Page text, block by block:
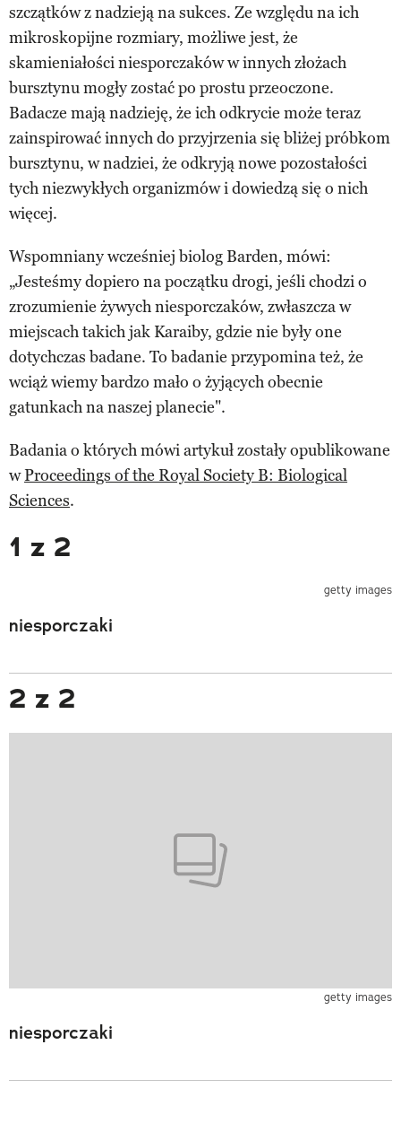
szczątków z nadzieją na sukces. Ze względu na ich
mikroskopijne rozmiary, możliwe jest, że
skamieniałości niesporczaków w innych złożach
bursztynu mogły zostać po prostu przeoczone.
Badacze mają nadzieję, że ich odkrycie może teraz
zainspirować innych do przyjrzenia się bliżej próbkom
bursztynu, w nadziei, że odkryją nowe pozostałości
tych niezwykłych organizmów i dowiedzą się o nich
więcej.
Wspomniany wcześniej biolog Barden, mówi:
„Jesteśmy dopiero na początku drogi, jeśli chodzi o
zrozumienie żywych niesporczaków, zwłaszcza w
miejscach takich jak Karaiby, gdzie nie były one
dotychczas badane. To badanie przypomina też, że
wciąż wiemy bardzo mało o żyjących obecnie
gatunkach na naszej planecie".
Badania o których mówi artykuł zostały opublikowane
wProceedings of the Royal Society B: Biological
Sciences.
1 z 2
getty images
niesporczaki
2 z 2
getty images
niesporczaki